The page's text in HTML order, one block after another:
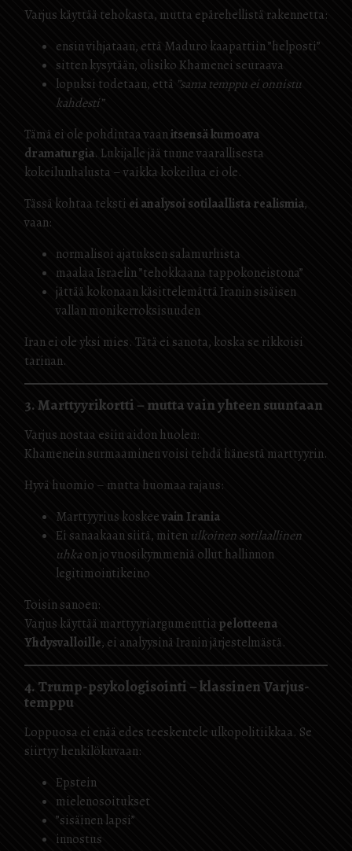
Varjus käyttää tehokasta, mutta epärehellistä rakennetta:
ensin vihjataan, että Maduro kaapattiin ”helposti”
sitten kysytään, olisiko Khamenei seuraava
lopuksi todetaan, että ”sama temppu ei onnistu
kahdesti”
Tämä ei ole pohdintaa vaanitsensä kumoava
dramaturgia. Lukijalle jää tunne vaarallisesta
kokeilunhalusta – vaikka kokeilua ei ole.
Tässä kohtaa teksti ei analysoi sotilaallista realismia,
vaan:
normalisoi ajatuksen salamurhista
maalaa Israelin ”tehokkaana tappokoneistona”
jättää kokonaan käsittelemättä Iranin sisäisen
vallan monikerroksisuuden
Iran ei ole yksi mies. Tätä ei sanota, koska se rikkoisi
tarinan.
3. Marttyyrikortti – mutta vain yhteen suuntaan
Varjus nostaa esiin aidon huolen:
Khamenein surmaaminen voisi tehdä hänestä marttyyrin.
Hyvä huomio – mutta huomaa rajaus:
Marttyyrius koskeevain Irania
Ei sanaakaan siitä, miten ulkoinen sotilaallinen
uhkaon jo vuosikymmeniä ollut hallinnon
legitimointikeino
Toisin sanoen:
Varjus käyttää marttyyriargumenttiapelotteena
Yhdysvalloille, ei analyysinä Iranin järjestelmästä.
4. Trump-psykologisointi – klassinen Varjus-
temppu
Loppuosa ei enää edes teeskentele ulkopolitiikkaa. Se
siirtyy henkilökuvaan:
Epstein
mielenosoitukset
”sisäinen lapsi”
innostus